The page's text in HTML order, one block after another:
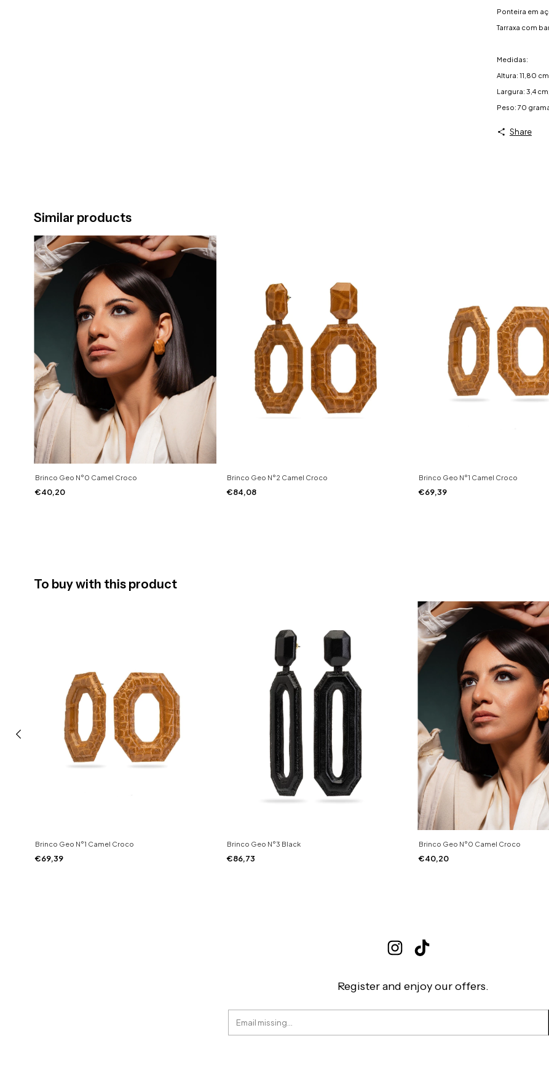
Ponteira em
Tarraxa com
Medidas:
Altura: 11,80
Largura: 3,4 cm;
Peso: 70
Share
Similar products
Brinco Geo N°0 Camel Croco
€40,20
Brinco Geo N°2 Camel Croco
€84,08
Brinco Geo N°1 Camel Croco
€69,39
To buy with this product
Brinco Geo N°1 Camel Croco
€69,39
Brinco Geo N°3 Black
€86,73
Brinco Geo N°0 Camel Croco
€40,20
Register and enjoy our offers.